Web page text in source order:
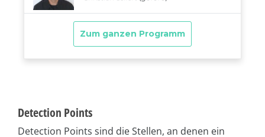
Detection Points
Detection Points sind die Stellen, an denen ein